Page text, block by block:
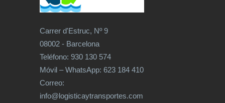
Carrer d'Estruc, Nº 9
08002 - Barcelona
Teléfono: 930 130 574
Móvil – WhatsApp: 623 184 410
Correo:
info@logisticaytransportes.com